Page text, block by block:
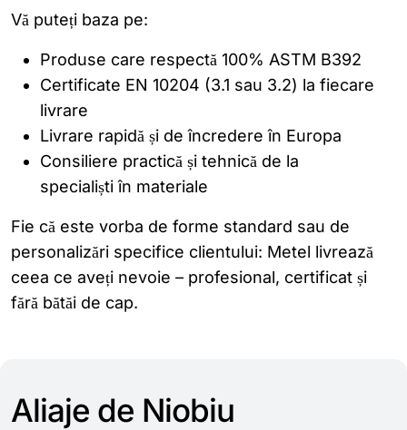
Vă puteți baza pe:
Produse care respectă 100% ASTM B392
Certificate EN 10204 (3.1 sau 3.2) la fiecare
livrare
Livrare rapidă și de încredere în Europa
Consiliere practică și tehnică de la
specialiști în materiale
Fie că este vorba de forme standard sau de
personalizări specifice clientului: Metel livrează
ceea ce aveți nevoie – profesional, certificat și
fără bătăi de cap.
Aliaje de Niobiu